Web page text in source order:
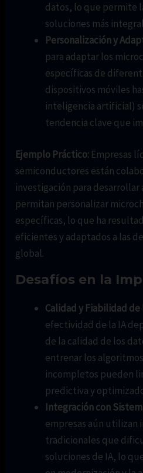
datos, lo que permite
soluciones más
Personalización y
para adaptar los
específicas de
dispositivos móviles
inteligencia artificial)
tendencia clave que
Ejemplo Práctico: Empresas
semiconductores están
investigación para
permitan personalizar
específicas, lo que ha
eficientes y adaptados a las
global.
Desafíos en la
Calidad y Fiabilidad de
efectividad de la IA
de la calidad de los
entrenar los
incompletos pueden
predictiva y
Integración con
empresas aún utilizan
tradicionales que
soluciones de IA, lo